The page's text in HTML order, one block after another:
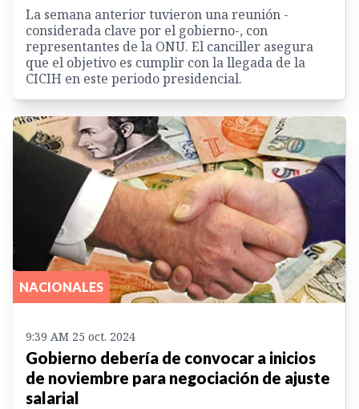
La semana anterior tuvieron una reunión -
considerada clave por el gobierno-, con
representantes de la ONU. El canciller asegura
que el objetivo es cumplir con la llegada de la
CICIH en este periodo presidencial.
NACIONALES
9:39 AM 25 oct. 2024
Gobierno debería de convocar a inicios
de noviembre para negociación de ajuste
salarial